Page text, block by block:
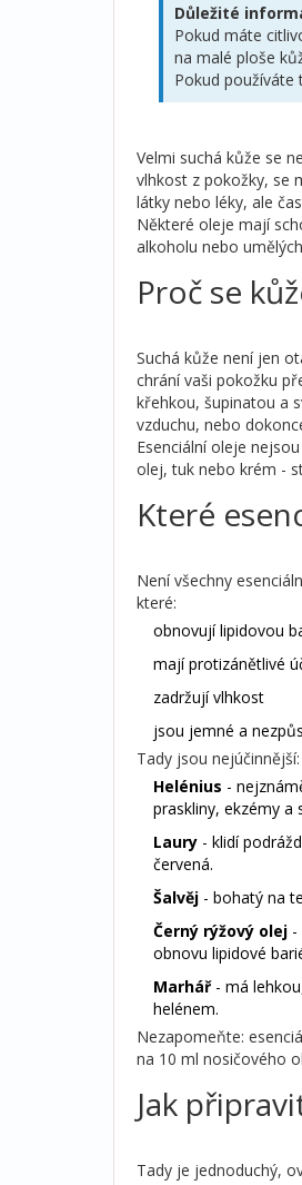
Důležité
Pokud máte
na malé ploše
Pokud používáte
Velmi suchá kůže se
vlhkost z pokožky, se
látky nebo léky, ale
Některé oleje mají
alkoholu nebo
Proč se
Suchá kůže není jen
chrání vaši pokožku
křehkou, šupinatou a
vzduchu, nebo
Esenciální oleje
olej, tuk nebo krém -
Které
Není všechny
které:
obnovují lipidovou
mají protizánětlivé
zadržují vlhkost
jsou jemné a
Tady jsou nejúčinnější:
Helénius -
praskliny, ekzémy a
Laury - klidí
červená.
Šalvěj - bohatý na
Černý rýžový olej -
obnovu lipidové
Marhář- má
helénem.
Nezapomeňte:
na 10 ml nosičového
Jak
Tady je jednoduchý,